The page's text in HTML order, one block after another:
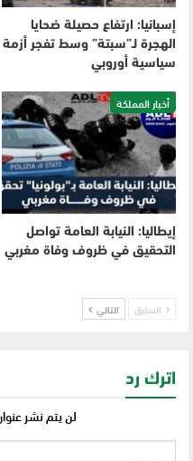
إسبانيا: ارتفاع حصيلة ضحايا
الهجرة لـ”سبتة” وسط تفجر أزمة
سياسية أوروبي
أخبار المملكة
إيطاليا: النيابة العامة تواصل
التحقيق في ظروف وفاة مغربي
السابق التالي
اترك رد
لن يتم نشر